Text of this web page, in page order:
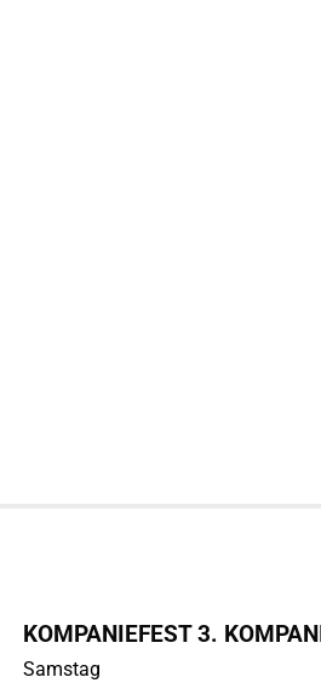
KOMPANIEFEST 3.
Samstag